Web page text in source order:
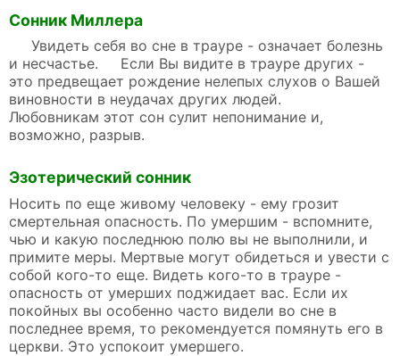
Сонник Миллера
Увидеть себя во сне в трауре - означает болезнь
и несчастье. Если Вы видите в трауре других -
это предвещает рождение нелепых слухов о Вашей
виновности в неудачах других людей.
Любовникам этот сон сулит непонимание и,
возможно, разрыв.
Эзотерический сонник
Носить по еще живому человеку - ему грозит
смертельная опасность. По умершим - вспомните,
чью и какую последнюю полю вы не выполнили, и
примите меры. Мертвые могут обидеться и увести с
собой кого-то еще. Видеть кого-то в трауре -
опасность от умерших поджидает вас. Если их
покойных вы особенно часто видели во сне в
последнее время, то рекомендуется помянуть его в
церкви. Это успокоит умершего.